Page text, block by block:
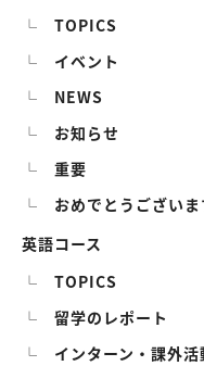
TOPICS
イベント
NEWS
お知らせ
重要
おめでとうございま
英語コース
TOPICS
留学のレポート
インターン・課外活